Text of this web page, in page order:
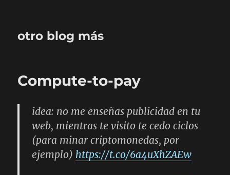
otro blog más
Compute-to-pay
idea: no me enseñas publicidad en tu
web, mientras te visito te cedo ciclos
(para minar criptomonedas, por
ejemplo) https://t.co/6a4uXhZAEw